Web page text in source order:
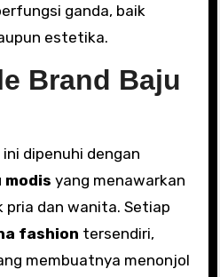
ganda, baik
estetika.
Brand Baju
dipenuhi dengan
modis yang menawarkan
pria dan wanita. Setiap
fashion tersendiri,
membuatnya menonjol